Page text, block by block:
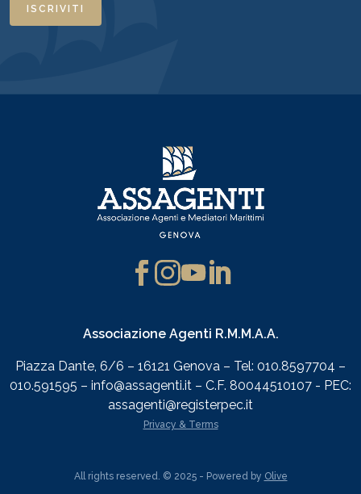
ISCRIVITI
Associazione Agenti R.M.M.A.A.
Piazza Dante, 6/6 – 16121 Genova – Tel: 010.8597704 –
010.591595 – info@assagenti.it – C.F. 80044510107 - PEC:
assagenti@registerpec.it
Privacy & Terms
All rights reserved. © 2025 - Powered by Olive